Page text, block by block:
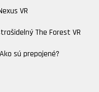
VR
The Forest VR
sú prepojené?